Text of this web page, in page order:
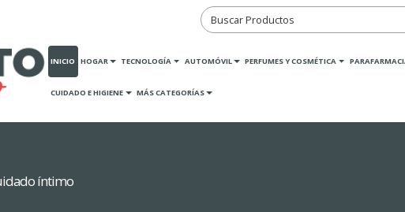
INICIO HOGAR TECNOLOGÍA AUTOMÓVIL PERFUMES Y COSMÉTICA
CUIDADO E HIGIENE MÁS CATEGORÍAS
íntimo